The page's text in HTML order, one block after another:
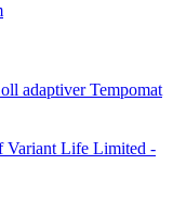
adaptiver Tempomat